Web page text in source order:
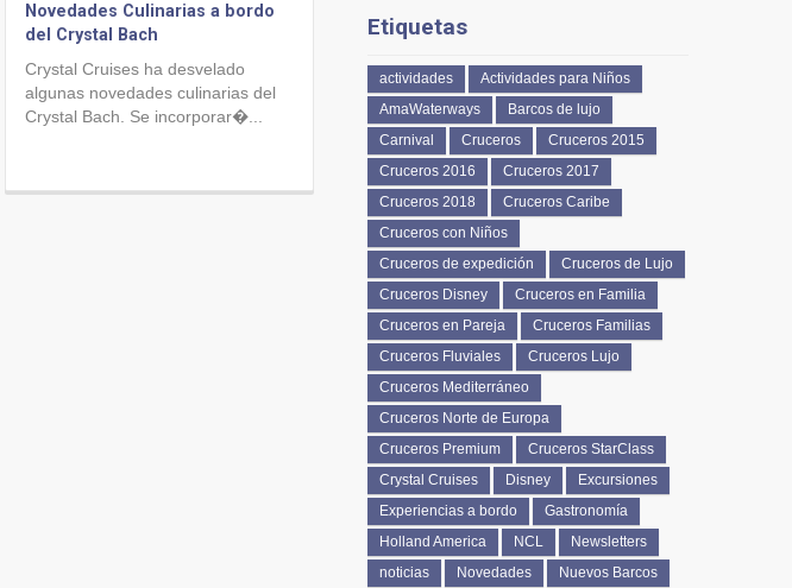
Novedades Culinarias a bordo
del Crystal Bach
Crystal Cruises ha desvelado
algunas novedades culinarias del
Crystal Bach. Se incorporar�...
Etiquetas
actividades
Actividades para Niños
AmaWaterways
Barcos de lujo
Carnival
Cruceros
Cruceros 2015
Cruceros 2016
Cruceros 2017
Cruceros 2018
Cruceros Caribe
Cruceros con Niños
Cruceros de expedición
Cruceros de Lujo
Cruceros Disney
Cruceros en Familia
Cruceros en Pareja
Cruceros Familias
Cruceros Fluviales
Cruceros Lujo
Cruceros Mediterráneo
Cruceros Norte de Europa
Cruceros Premium
Cruceros StarClass
Crystal Cruises
Disney
Excursiones
Experiencias a bordo
Gastronomía
Holland America
NCL
Newsletters
noticias
Novedades
Nuevos Barcos